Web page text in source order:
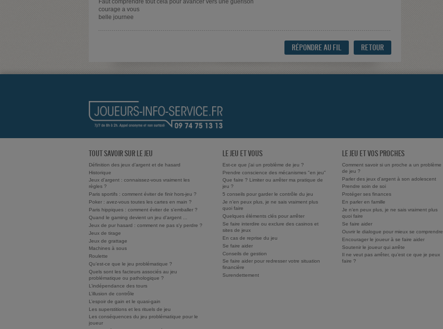
Faut comprendre tout cela pour avancer vers une guerison
courage a vous
belle journee
RÉPONDRE AU FIL RETOUR
TOUT SAVOIR SUR LE JEU
Définition des jeux d’argent et de hasard
Historique
Jeux d'argent : connaissez-vous vraiment les
règles ?
Paris sportifs : comment éviter de finir hors-jeu ?
Poker : avez-vous toutes les cartes en main ?
Paris hippiques : comment éviter de s'emballer ?
Quand le gaming devient un jeu d'argent ...
Jeux de pur hasard : comment ne pas s'y perdre ?
Jeux de tirage
Jeux de grattage
Machines à sous
Roulette
Qu’est-ce que le jeu problématique ?
Quels sont les facteurs associés au jeu
problématique ou pathologique ?
L’indépendance des tours
L’illusion de contrôle
L’espoir de gain et le quasi-gain
Les superstitions et les rituels de jeu
Les conséquences du jeu problématique pour le
joueur
LE JEU ET VOUS
Est-ce que j'ai un problème de jeu ?
Prendre conscience des mécanismes "en jeu"
Que faire ? Limiter ou arrêter ma pratique de
jeu ?
5 conseils pour garder le contrôle du jeu
Je n’en peux plus, je ne sais vraiment plus
quoi faire
Quelques éléments clés pour arrêter
Se faire interdire ou exclure des casinos et
sites de jeux
En cas de reprise du jeu
Se faire aider
Conseils de gestion
Se faire aider pour redresser votre situation
financière
Surendettement
LE JEU ET VOS PROCHES
Comment savoir si un proche a un problème
de jeu ?
Parler des jeux d'argent à son adolescent
Prendre soin de soi
Protéger ses finances
En parler en famille
Je n’en peux plus, je ne sais vraiment plus
quoi faire
Se faire aider
Ouvrir le dialogue pour mieux se comprendre
Encourager le joueur à se faire aider
Soutenir le joueur qui arrête
Il ne veut pas arrêter, qu’est ce que je peux
faire ?